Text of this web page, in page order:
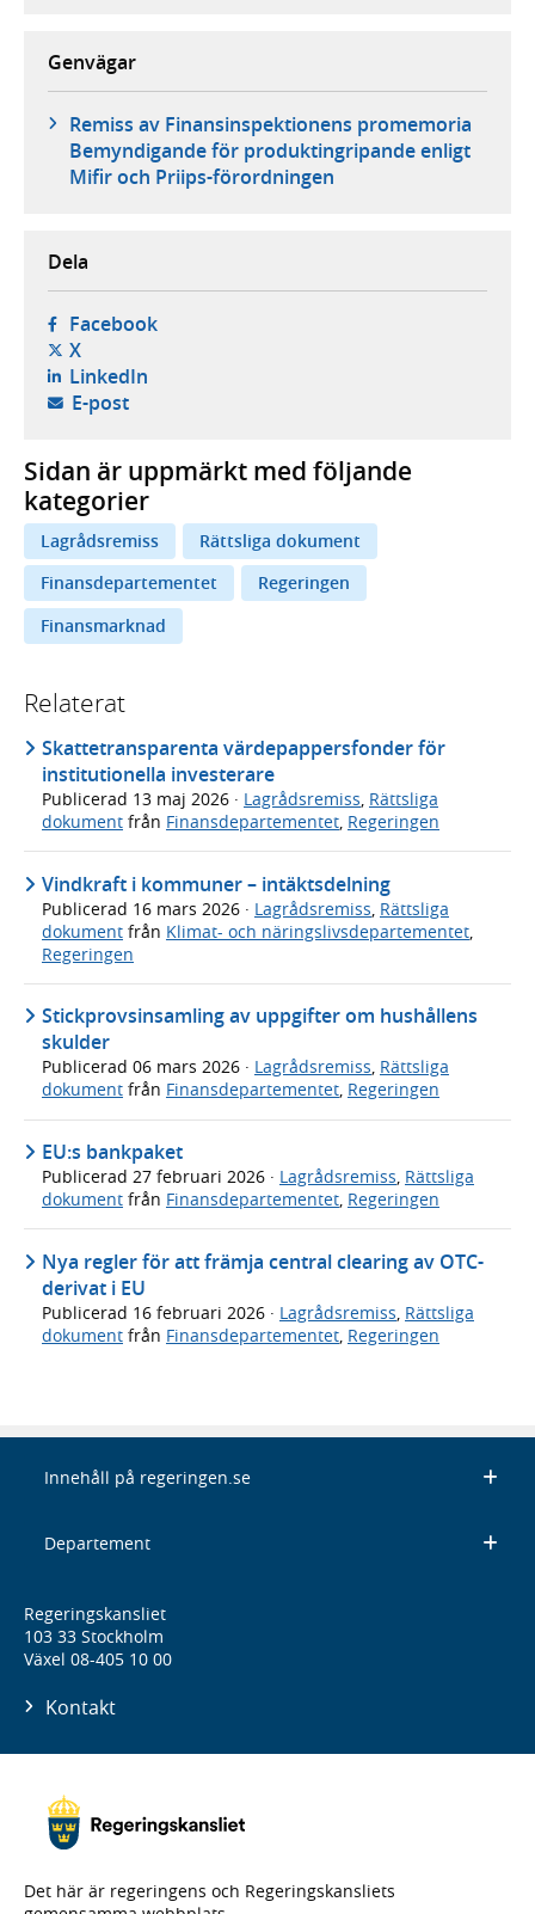
Genvägar
Remiss av Finansinspektionens promemoria
Bemyndigande för produktingripande enligt
Mifir och Priips-förordningen
Dela
Facebook- öppnas i ny flik, extern webbplats,
X- öppnas i ny flik, extern webbplats,
LinkedIn- öppnas i ny flik, extern webbplats,
E-post- öppnar din e-postklient,
Sidan är uppmärkt med följande
kategorier
Lagrådsremiss
Rättsliga dokument
Finansdepartementet
Regeringen
Finansmarknad
Relaterat
Skattetransparenta värdepappersfonder för
institutionella investerare
Publicerad 13 maj 2026 · Lagrådsremiss, Rättsliga
dokument från Finansdepartementet, Regeringen
Vindkraft i kommuner – intäktsdelning
Publicerad 16 mars 2026 · Lagrådsremiss Rättsliga
dokument från Klimat- och näringslivsdepartementet
Regeringen
Stickprovsinsamling av uppgifter om hushållens
skulder
Publicerad 06 mars 2026 · Lagrådsremiss, Rättsliga
dokument från Finansdepartementet, Regeringen
EU:s bankpaket
Publicerad 27 februari 2026 · Lagrådsremiss, Rättsliga
dokument från Finansdepartementet, Regeringen
Nya regler för att främja central clearing av OTC-
derivat i EU
Publicerad 16 februari 2026 · Lagrådsremiss Rättsliga
dokument från Finansdepartementet Regeringen
Innehåll på regeringen.se
Departement
Regeringskansliet
103 33 Stockholm
Växel 08-405 10 00
Kontakt
Det här är regeringens och Regeringskansliets